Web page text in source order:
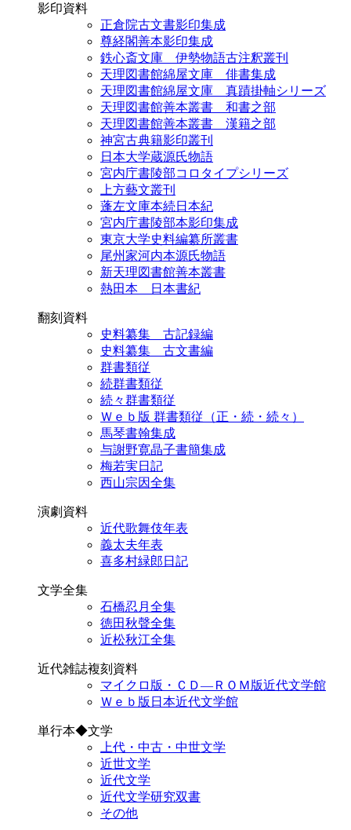
影印資料
正倉院古文書影印集成
尊経閣善本影印集成
鉄心斎文庫 伊勢物語古注釈叢刊
天理図書館綿屋文庫 俳書集成
天理図書館綿屋文庫 真蹟掛軸シリーズ
天理図書館善本叢書 和書之部
天理図書館善本叢書 漢籍之部
神宮古典籍影印叢刊
日本大学蔵源氏物語
宮内庁書陵部コロタイプシリーズ
上方藝文叢刊
蓬左文庫本続日本紀
宮内庁書陵部本影印集成
東京大学史料編纂所叢書
尾州家河内本源氏物語
新天理図書館善本叢書
熱田本 日本書紀
翻刻資料
史料纂集 古記録編
史料纂集 古文書編
群書類従
続群書類従
続々群書類従
Ｗｅｂ版 群書類従（正・続・続々）
馬琴書翰集成
与謝野寛晶子書簡集成
梅若実日記
西山宗因全集
演劇資料
近代歌舞伎年表
義太夫年表
喜多村緑郎日記
文学全集
石橋忍月全集
徳田秋聲全集
近松秋江全集
近代雑誌複刻資料
マイクロ版・ＣＤ―ＲＯＭ版近代文学館
Ｗｅｂ版日本近代文学館
単行本◆文学
上代・中古・中世文学
近世文学
近代文学
近代文学研究双書
その他